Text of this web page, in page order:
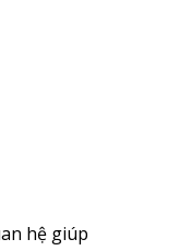
hệ giúp